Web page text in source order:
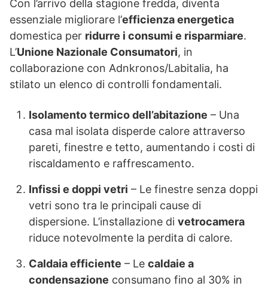
Con l’arrivo della stagione fredda, diventa
essenziale migliorare l’efficienza energetica
domestica per ridurre i consumi e risparmiare.
L’Unione Nazionale Consumatori, in
collaborazione con Adnkronos/Labitalia, ha
stilato un elenco di controlli fondamentali.
Isolamento termico dell’abitazione – Una
casa mal isolata disperde calore attraverso
pareti, finestre e tetto, aumentando i costi di
riscaldamento e raffrescamento.
Infissi e doppi vetri – Le finestre senza doppi
vetri sono tra le principali cause di
dispersione. L’installazione di vetrocamera
riduce notevolmente la perdita di calore.
Caldaia efficiente – Le caldaie a
condensazione consumano fino al 30% in